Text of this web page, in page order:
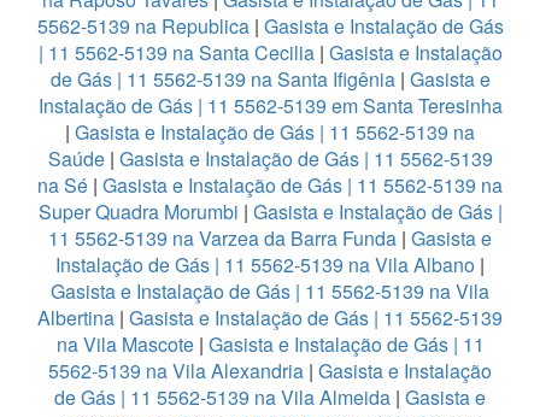
5562-5139 na Republica| Gasista e Instalação de Gás
| 11 5562-5139 na Santa Cecilia| Gasista e Instalação
de Gás | 11 5562-5139 na Santa Ifigênia | Gasista e
Instalação de Gás | 11 5562-5139 em Santa Teresinha
| Gasista e Instalação de Gás | 11 5562-5139 na
Saúde| Gasista e Instalação de Gás | 11 5562-5139
na Sé | Gasista e Instalação de Gás | 11 5562-5139 na
Super Quadra Morumbi | Gasista e Instalação de Gás |
11 5562-5139 na Varzea da Barra Funda | Gasista e
Instalação de Gás | 11 5562-5139 na Vila Albano |
Gasista e Instalação de Gás | 11 5562-5139 na Vila
Albertina | Gasista e Instalação de Gás | 11 5562-5139
na Vila Mascote| Gasista e Instalação de Gás | 11
5562-5139 na Vila Alexandria | Gasista e Instalação
de Gás | 11 5562-5139 na Vila Almeida | Gasista e